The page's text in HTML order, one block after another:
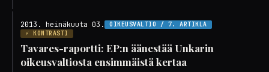
2013. heinäkuuta 03.
OIKEUSVALTIO / 7. ARTIKLA
⚡ KONTRASTI
Tavares-raportti: EP:n äänestää Unkarin
oikeusvaltiosta ensimmäistä kertaa